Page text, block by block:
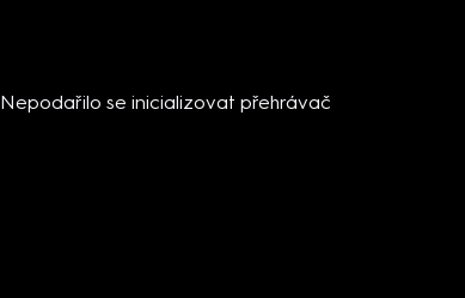
Nepodařilo se inicializovat přehrávač